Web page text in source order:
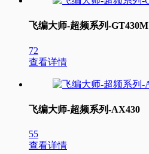
飞编大师-超频系列-GT430M
72
查看详情
飞编大师-超频系列-AX430
55
查看详情